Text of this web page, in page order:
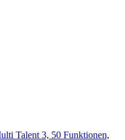
Talent 3, 50 Funktionen,